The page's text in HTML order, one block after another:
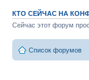
КТО СЕЙЧАС НА
Сейчас этот форум
Список форумов